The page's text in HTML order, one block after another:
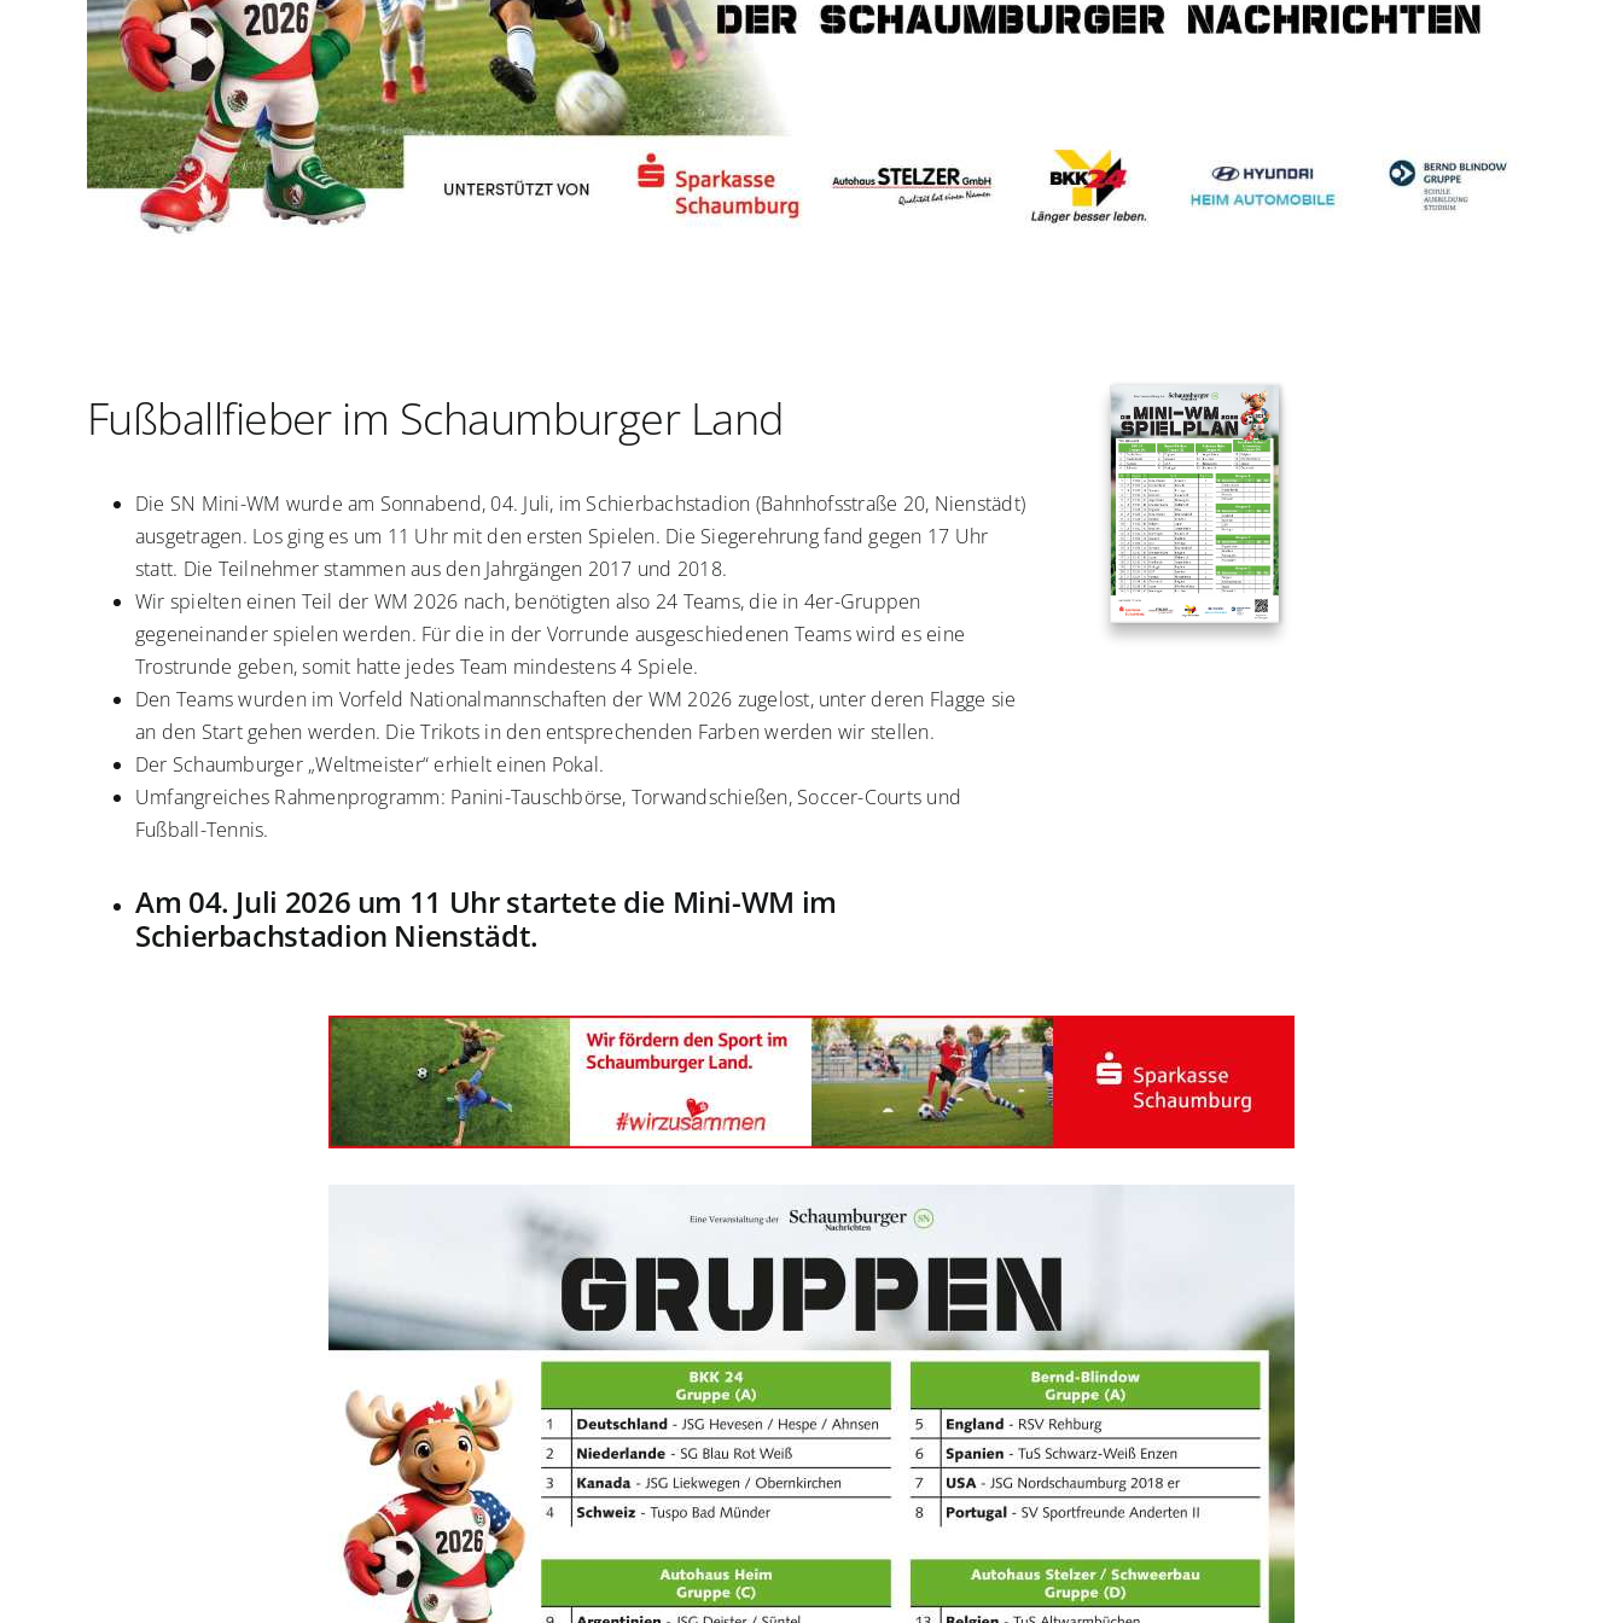
Fußballfieber im Schaumburger Land
Die SN Mini-WM wurde am Sonnabend, 04. Juli, im Schierbachstadion (Bahnhofsstraße 20, Nienstädt)
ausgetragen. Los ging es um 11 Uhr mit den ersten Spielen. Die Siegerehrung fand gegen 17 Uhr
statt. Die Teilnehmer stammen aus den Jahrgängen 2017 und 2018.
Wir spielten einen Teil der WM 2026 nach, benötigten also 24 Teams, die in 4er-Gruppen
gegeneinander spielen werden. Für die in der Vorrunde ausgeschiedenen Teams wird es eine
Trostrunde geben, somit hatte jedes Team mindestens 4 Spiele.
Den Teams wurden im Vorfeld Nationalmannschaften der WM 2026 zugelost, unter deren Flagge sie
an den Start gehen werden. Die Trikots in den entsprechenden Farben werden wir stellen.
Der Schaumburger „Weltmeister“ erhielt einen Pokal.
Umfangreiches Rahmenprogramm: Panini-Tauschbörse, Torwandschießen, Soccer-Courts und
Fußball-Tennis.
Am 04. Juli 2026 um 11 Uhr startete die Mini-WM im
Schierbachstadion Nienstädt.